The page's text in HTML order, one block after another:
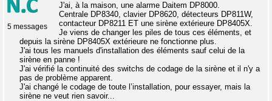
5 messages
J'ai, à la maison, une alarme Daitem DP8000.
Centrale DP8340, clavier DP8620, détecteurs DP811W,
contacteur DP8211 ET une sirène extérieure DP8405X.
Je viens de changer les piles de tous ces éléments, et
depuis la sirène DP8405X extérieure ne fonctionne plus.
J'ai tous les manuels d'installation des éléments sauf celui de la
sirène en panne !
J'ai vérifié la continuité des switchs de codage de la sirène et il n'y a
pas de problème apparent.
J'ai changé le codage de toute l’installation, pour essayer, mais la
sirène ne veut rien savoir...